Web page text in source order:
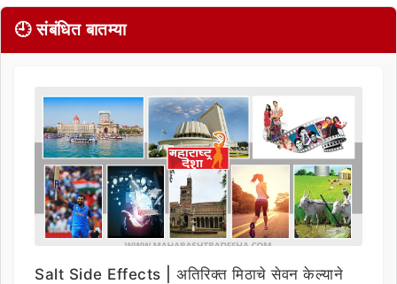
🕘 संबंधित बातम्या
Salt Side Effects | अतिरिक्त मिठाचे सेवन केल्याने